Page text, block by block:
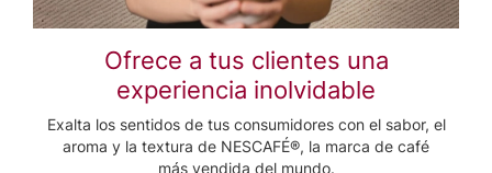
Ofrece a tus clientes una
experiencia inolvidable
Exalta los sentidos de tus consumidores con el sabor, el
aroma y la textura de NESCAFÉ®, la marca de café
más vendida del mundo.